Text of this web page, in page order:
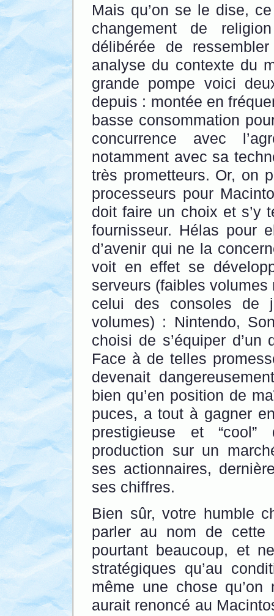
Mais qu’on se le dise,
changement de
délibérée de
analyse du contexte du
grande pompe voici
depuis : montée en
basse consommation
concurrence avec
notamment avec sa
très prometteurs. Or, on
processeurs pour
doit faire un choix et s’y
fournisseur. Hélas pour
d’avenir qui ne la
voit en effet se
serveurs (faibles
celui des consoles de
volumes) : Nintendo,
choisi de s’équiper d’un
Face à de telles
devenait
bien qu’en position de
puces, a tout à gagner
prestigieuse et “cool”
production sur un
ses actionnaires,
ses chiffres.
Bien sûr, votre humble
parler au nom de cette
pourtant beaucoup, et
stratégiques qu’au
même une chose
aurait renoncé au